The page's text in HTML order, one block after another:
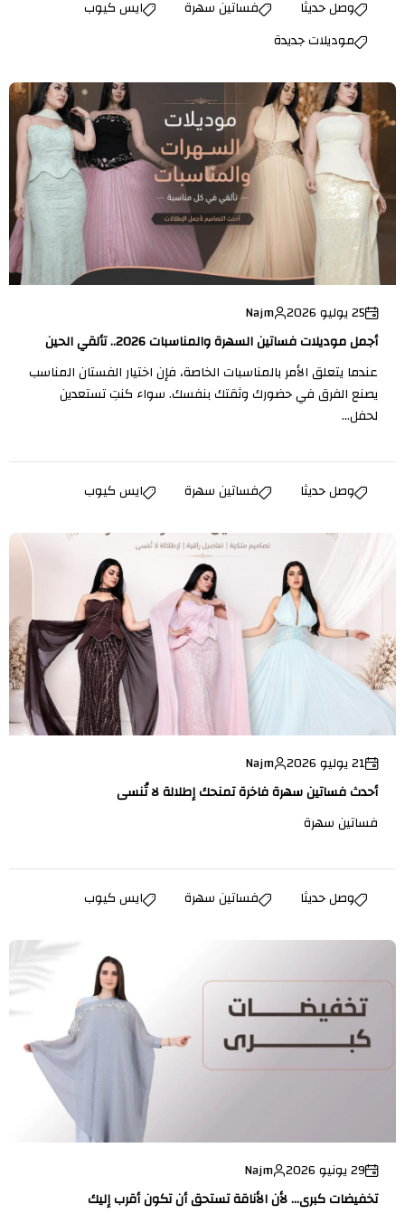
وصل حديثا فساتين سهرة
ايس كيوب
موديلات جديدة
25 يوليو 2026
Najm
أجمل موديلات فساتين السهرة والمناسبات 2026.. تألقي الحين
عندما يتعلق الأمر بالمناسبات الخاصة، فإن اختيار الفستان المناسب
يصنع الفرق في حضورك وثقتك بنفسك. سواء كنتِ تستعدين
لحفل...
وصل حديثا فساتين سهرة ايس كيوب
21 يوليو 2026
Najm
أحدث فساتين سهرة فاخرة تمنحك إطلالة لا تُنسى
فساتين سهرة
وصل حديثا فساتين سهرة ايس كيوب
29 يونيو 2026
Najm
تخفيضات كبرى... لأن الأناقة تستحق أن تكون أقرب إليك